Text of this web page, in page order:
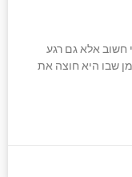
חשוב אלא גם רגע
שבו היא חוצה את